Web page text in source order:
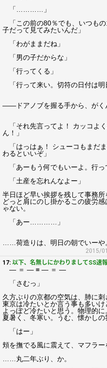
「…………」
「この前の80％でも、いつも
子だって見てみたいんだ」
「わがままだね」
「男の子だからな」
「行ってくる」
「行って来い。切符の日付は明
――ドアノブを握る手から、がく
「それ先言ってよ！ カッコよ
ん！」
「はっはぁ！ シューコもまだ
わるといいぞ」
「あーもう何でもいーよ。行っ
「土産を忘れんなよー」
半日ほど早い挨拶を残して事務所
どっと肩にのし掛かるこの疲労
ゃない。
「あー…………」
……荷造りは、明日の朝でいーや
2015/
17: 以下、名無しにかわりましてSS速
― ＝ ― ≡ ― ＝ ―
「さむっ」
久方ぶりの京都の空気は、肺に刺
東京は冷たいとか言う事も多い
よっぽど冷たいと思う。物理的に
夏暑く、冬寒い。うむ、懐かしの
「はー」
頬を撫でる風に震えて、マフラー
……丸二年ぶり、か。